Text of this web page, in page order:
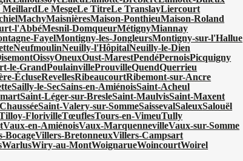
MeillardLe MesgeLe TitreLe TranslayLiercourt
MachyMaisnièresMaison-PonthieuMaison-Roland
l'AbbéMesnil-DomqueurMétignyMiannay
FayelMontigny-les-JongleursMontigny-sur-l'Hallue
NeufmoulinNeuilly-l'HôpitalNeuilly-le-Dien
OissyOneuxOust-MarestPendéPernoisPicquigny
le-GrandPoulainvilleProuvilleQuendQuerrieu
ÉcluseRevellesRibeaucourtRibemont-sur-Ancre
Sailly-le-SecSains-en-AmiénoisSaint-Acheul
Saint-Léger-sur-BresleSaint-MaulvisSaint-Maxent
Saint-Valery-sur-SommeSaissevalSaleuxSalouël
FlorivilleTœuflesTours-en-VimeuTully
Vaux-en-AmiénoisVaux-MarquennevilleVaux-sur-Somme
BocageVillers-BretonneuxVillers-Campsart
WarlusWiry-au-MontWoignarueWoincourtWoirel